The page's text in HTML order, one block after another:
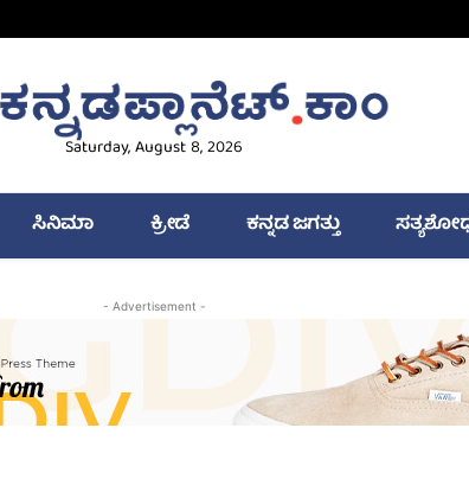
Saturday, August 8, 2026
ಸಿನಿಮಾ ಕ್ರೀಡೆ ಕನ್ನಡ ಜಗತ್ತು
- Advertisement -